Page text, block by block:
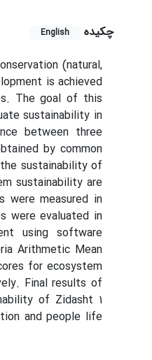
چکیده
English
(natural,
is achieved
The goal of this
sustainability in
between three
by common
sustainability of
sustainability are
were measured in
were evaluated in
using software
Arithmetic Mean
for ecosystem
Final results of
of Zidasht 1
and people life